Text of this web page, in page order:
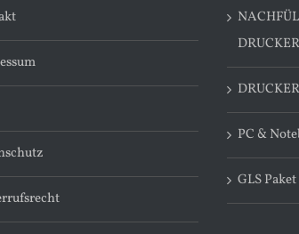
PC &
GLS